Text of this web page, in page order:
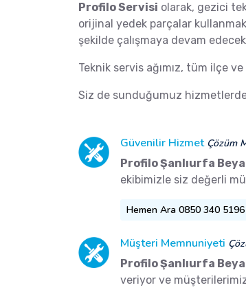
Profilo Servisi olarak, gezici
orijinal yedek parçalar
şekilde çalışmaya devam
Teknik servis ağımız, tüm ilçe
Siz de sunduğumuz
Güvenilir Hizmet Çözüm
Profilo Şanlıurfa
ekibimizle siz değerli
Hemen Ara 0850 340 5196
Müşteri Memnuniyeti
Profilo Şanlıurfa
veriyor ve